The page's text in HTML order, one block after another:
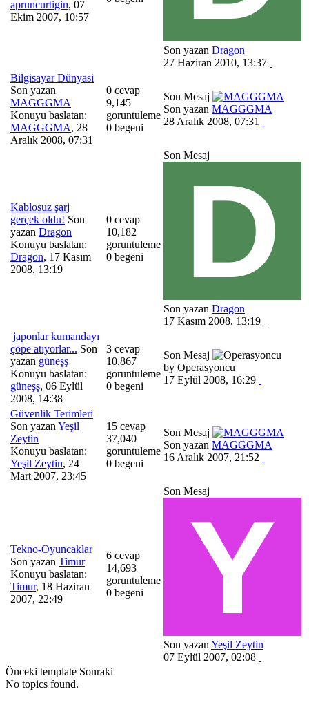
apruncurtigin, 07
Ekim 2007, 10:57
Son yazan Dragon
27 Haziran 2010, 13:37
Bilgisayar Dünyasi
Son yazan
MAGGGMA
Konuyu baslatan:
MAGGGMA, 28
Aralık 2008, 07:31
0 cevap
9,145
goruntuleme
0 begeni
Son Mesaj
Son yazan MAGGGMA
28 Aralık 2008, 07:31
Kablosuz şarj
gerçek oldu! Son
yazan Dragon
Konuyu baslatan:
Dragon, 17 Kasım
2008, 13:19
0 cevap
10,182
goruntuleme
0 begeni
Son Mesaj
Son yazan Dragon
17 Kasım 2008, 13:19
japonlar kumandayı
çöpe atıyorlar... Son
yazan güneşş
Konuyu baslatan:
güneşş, 06 Eylül
2008, 14:38
3 cevap
10,867
goruntuleme
0 begeni
Son Mesaj
by Operasyoncu
17 Eylül 2008, 16:29
Güvenlik Terimleri
Son yazan Yeşil
Zeytin
Konuyu baslatan:
Yeşil Zeytin, 24
Mart 2007, 23:45
15 cevap
37,040
goruntuleme
0 begeni
Son Mesaj
Son yazan MAGGGMA
16 Aralık 2007, 21:52
Tekno-Oyuncaklar
Son yazan Timur
Konuyu baslatan:
Timur, 18 Haziran
2007, 22:49
6 cevap
14,693
goruntuleme
0 begeni
Son Mesaj
Son yazan Yeşil Zeytin
07 Eylül 2007, 02:08
Önceki template Sonraki
No topics found.